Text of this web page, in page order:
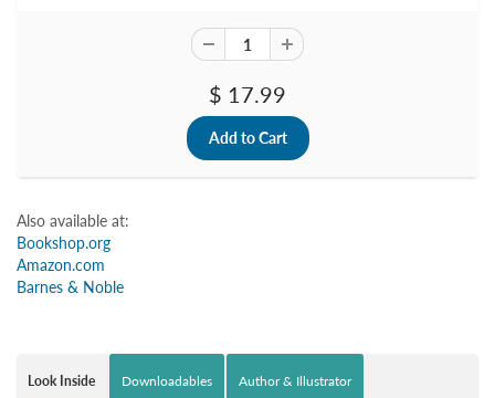
$ 17.99
Also available at:
Bookshop.org
Amazon.com
Barnes & Noble
Look Inside Downloadables Author & Illustrator